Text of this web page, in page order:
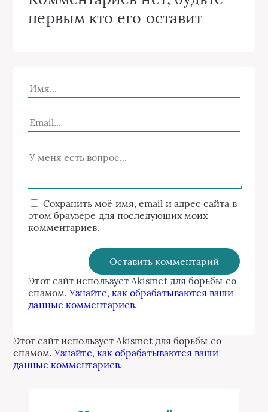
первым кто его оставит
Сохранить моё имя, email и адрес сайта в
этом браузере для последующих моих
комментариев.
Этот сайт использует Akismet для борьбы со
спамом.Узнайте, как обрабатываются ваши
данные комментариев.
Этот сайт использует Akismet для борьбы со
спамом.Узнайте, как обрабатываются ваши
данные комментариев.